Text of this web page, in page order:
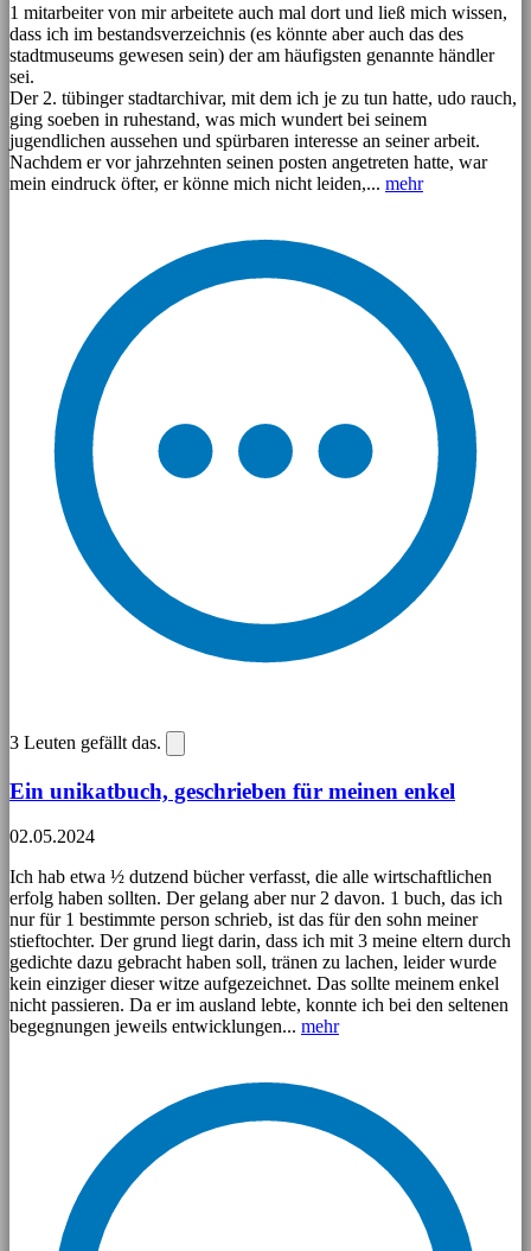
1 mitarbeiter von mir arbeitete auch mal dort und ließ mich wissen,
dass ich im bestandsverzeichnis (es könnte aber auch das des
stadtmuseums gewesen sein) der am häufigsten genannte händler
sei.
Der 2. tübinger stadtarchivar, mit dem ich je zu tun hatte, udo rauch,
ging soeben in ruhestand, was mich wundert bei seinem
jugendlichen aussehen und spürbaren interesse an seiner arbeit.
Nachdem er vor jahrzehnten seinen posten angetreten hatte, war
mein eindruck öfter, er könne mich nicht leiden,... mehr
3 Leuten gefällt das.
Ein unikatbuch, geschrieben für meinen enkel
02.05.2024
Ich hab etwa ½ dutzend bücher verfasst, die alle wirtschaftlichen
erfolg haben sollten. Der gelang aber nur 2 davon. 1 buch, das ich
nur für 1 bestimmte person schrieb, ist das für den sohn meiner
stieftochter. Der grund liegt darin, dass ich mit 3 meine eltern durch
gedichte dazu gebracht haben soll, tränen zu lachen, leider wurde
kein einziger dieser witze aufgezeichnet. Das sollte meinem enkel
nicht passieren. Da er im ausland lebte, konnte ich bei den seltenen
begegnungen jeweils entwicklungen... mehr